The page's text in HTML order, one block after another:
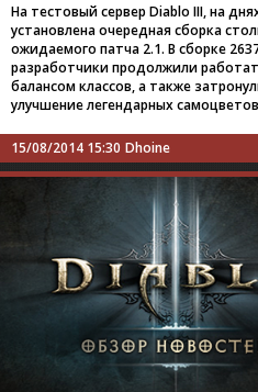
На тестовый сервер Diablo III, на
установлена очередная сборка
ожидаемого патча 2.1. В сборке
разработчики продолжили
балансом классов, а также
улучшение легендарных
15/08/2014 15:30 Dhoine